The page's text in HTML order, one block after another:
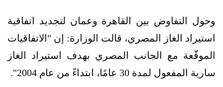
وحول التفاوض بين القاهرة وعمان لتجديد اتفاقية
استيراد الغاز المصري، قالت الوزارة: إن "الاتفاقيات
الموقّعة مع الجانب المصري بهدف استيراد الغاز
سارية المفعول لمدة 30 عامًا، ابتداءً من عام 2004".